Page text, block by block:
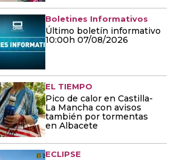
Boletines Informativos
Último boletín informativo
10:00h 07/08/2026
EL TIEMPO
Pico de calor en Castilla-
La Mancha con avisos
también por tormentas
en Albacete
ECLIPSE